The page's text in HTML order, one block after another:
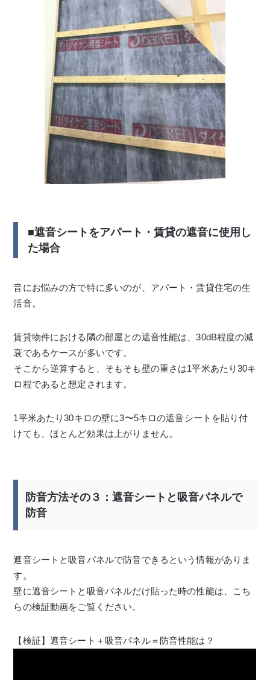
■遮音シートをアパート・賃貸の遮音に使用し
た場合
音にお悩みの方で特に多いのが、アパート・賃貸住宅の生
活音。
賃貸物件における隣の部屋との遮音性能は、30dB程度の減
衰であるケースが多いです。
そこから逆算すると、そもそも壁の重さは1平米あたり30キ
ロ程であると想定されます。
1平米あたり30キロの壁に3〜5キロの遮音シートを貼り付
けても、ほとんど効果は上がりません。
防音方法その３：遮音シートと吸音パネルで
防音
遮音シートと吸音パネルで防音できるという情報がありま
す。
壁に遮音シートと吸音パネルだけ貼った時の性能は、こち
らの検証動画をご覧ください。
【検証】遮音シート＋吸音パネル＝防音性能は？